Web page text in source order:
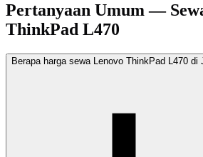
Pertanyaan Umum —
ThinkPad L470
Berapa harga sewa Lenovo ThinkPad L470 di